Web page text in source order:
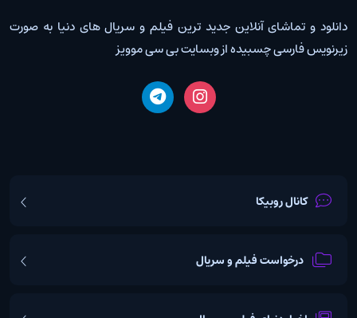
دانلود و تماشای آنلاین جدید ترین فیلم و سریال های دنیا به صورت
زیرنویس فارسی چسبیده از وبسایت بی سی موویز
کانال روبیکا
درخواست فیلم و سریال